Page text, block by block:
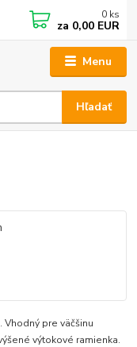
Menu
Hľadať
0 ks
za 0,00 EUR
pre väčšinu
výtokové ramienka.